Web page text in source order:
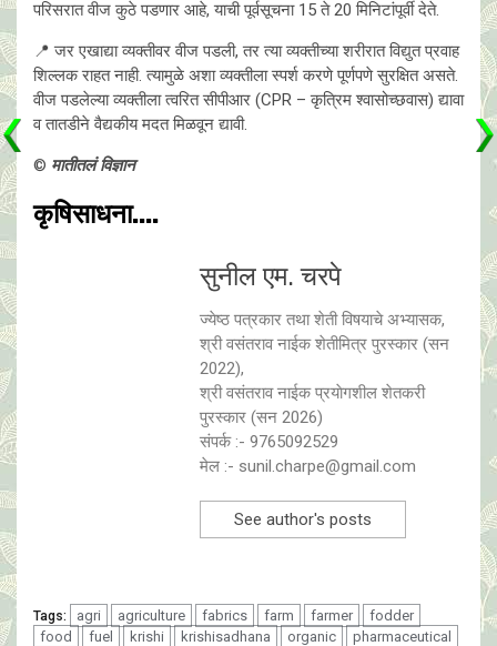
परिसरात वीज कुठे पडणार आहे, याची पूर्वसूचना 15 ते 20 मिनिटांपूर्वी देते.
📍 जर एखाद्या व्यक्तीवर वीज पडली, तर त्या व्यक्तीच्या शरीरात विद्युत प्रवाह
शिल्लक राहत नाही. त्यामुळे अशा व्यक्तीला स्पर्श करणे पूर्णपणे सुरक्षित असते.
वीज पडलेल्या व्यक्तीला त्वरित सीपीआर (CPR – कृत्रिम श्वासोच्छवास) द्यावा
व तातडीने वैद्यकीय मदत मिळवून द्यावी.
©️ मातीतलं विज्ञान
कृषिसाधना....
सुनील एम. चरपे
ज्येष्ठ पत्रकार तथा शेती विषयाचे अभ्यासक,
श्री वसंतराव नाईक शेतीमित्र पुरस्कार (सन
2022),
श्री वसंतराव नाईक प्रयाेगशील शेतकरी
पुरस्कार (सन 2026)
संपर्क :- 9765092529
मेल :- sunil.charpe@gmail.com
See author's posts
Tags: agri agriculture fabrics farm farmer
fodder
food
fuel krishi krishisadhana organic
pharmaceutical